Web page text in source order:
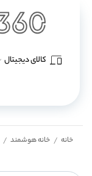
کالای دیجیتال
خانه / خانه هوشمند /